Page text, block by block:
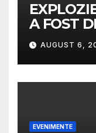
A FOST
ARSURI
AUGUST 6,
EVENIMENTE